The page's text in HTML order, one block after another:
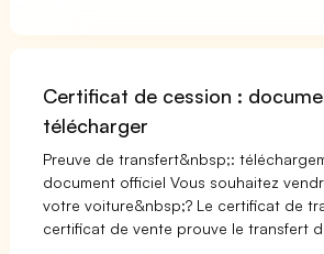
Certificat de cession :
télécharger
Preuve de transfert&nbsp;:
document officiel Vous souhaitez
votre voiture&nbsp;? Le certificat de
certificat de vente prouve le transfert